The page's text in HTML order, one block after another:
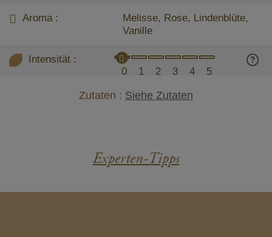
Aroma :
Melisse, Rose, Lindenblüte,
Vanille
Intensität :
0
1 2 3 4 5
Zutaten : Siehe Zutaten
Experten-Tipps